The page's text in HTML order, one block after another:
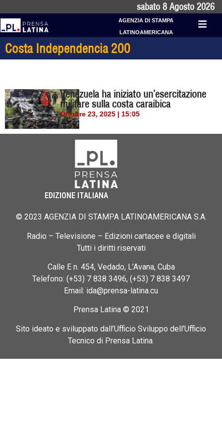
sabato 8 Agosto 2026
AGENZIA DI STAMPA
LATINOAMERICANA
Costa Independencia 200
Venezuela ha iniziato un’esercitazione
militare sulla costa caraibica
Ottobre 23, 2025 | 15:05
EDIZIONE ITALIANA
© 2023 AGENZIA DI STAMPA LATINOAMERICANA S.A.
Radio – Televisione – Edizioni cartacee e digitali
Tutti i diritti riservati
Calle E n. 454, Vedado, L’Avana, Cuba
Telefono: (+53) 7 838 3496, (+53) 7 838 3497
Email: ida@prensa-latina.cu
Prensa Latina © 2021
Sito ideato e sviluppato dall’Ufficio Sviluppo dell’Ufficio
Tecnico di Prensa Latina.